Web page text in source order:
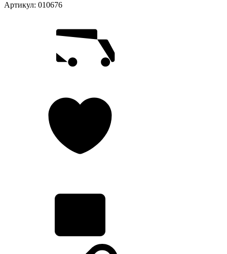
Артикул: 010676